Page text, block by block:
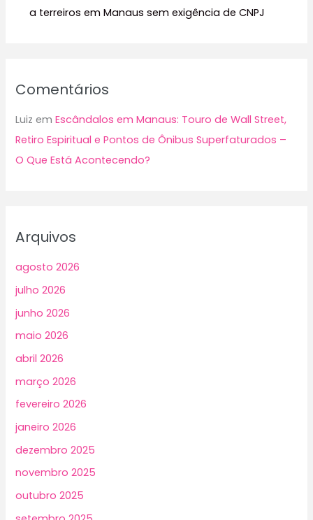
a terreiros em Manaus sem exigência de CNPJ
Comentários
Luiz emEscândalos em Manaus: Touro de Wall Street,
Retiro Espiritual e Pontos de Ônibus Superfaturados –
O Que Está Acontecendo?
Arquivos
agosto 2026
julho 2026
junho 2026
maio 2026
abril 2026
março 2026
fevereiro 2026
janeiro 2026
dezembro 2025
novembro 2025
outubro 2025